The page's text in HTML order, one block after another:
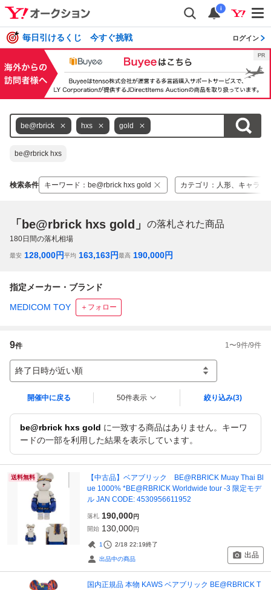
i
毎日引けるくじ 今すぐ挑戦 ログイン
be@rbrick hxs gold
be@rbrick hxs
検索条件 キーワード ： be@rbrick hxs gold カテゴリ ： 人形、キャラク
「be@rbrick hxs gold」 の落札された商品
180日間の落札相場
最安 128,000円平均 163,163円最高 190,000円
指定メーカー・ブランド
MEDICOM TOY ＋フォロー
9件 1 〜9件/9件
終了日時が近い順
開催中に戻る 50件表示 絞り込み(3)
be@rbrick hxs gold に一致する商品はありません。キーワ
ードの一部を利用した結果を表示しています。
送料無料
【中古品】ベアブリック BE@RBRICK Muay Thai Bl
ue 1000% *BE@RBRICK Worldwide tour -3 限定モデ
ル JAN CODE: 4530956611952
落札 190,000円
開始 130,000円
1 2/18 22:19終了
出品中の商品 出品
国内正規品 本物 KAWS ベアブリック BE@RBRICK T